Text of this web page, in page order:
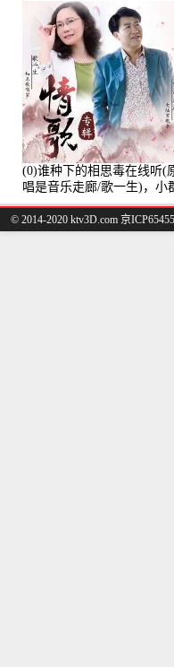
(0)谁种下的相思毒在线听(
唱是音乐走廊/歌一生)，小
演唱点播:8975次
© 2014-2020 ktv3D.com 京